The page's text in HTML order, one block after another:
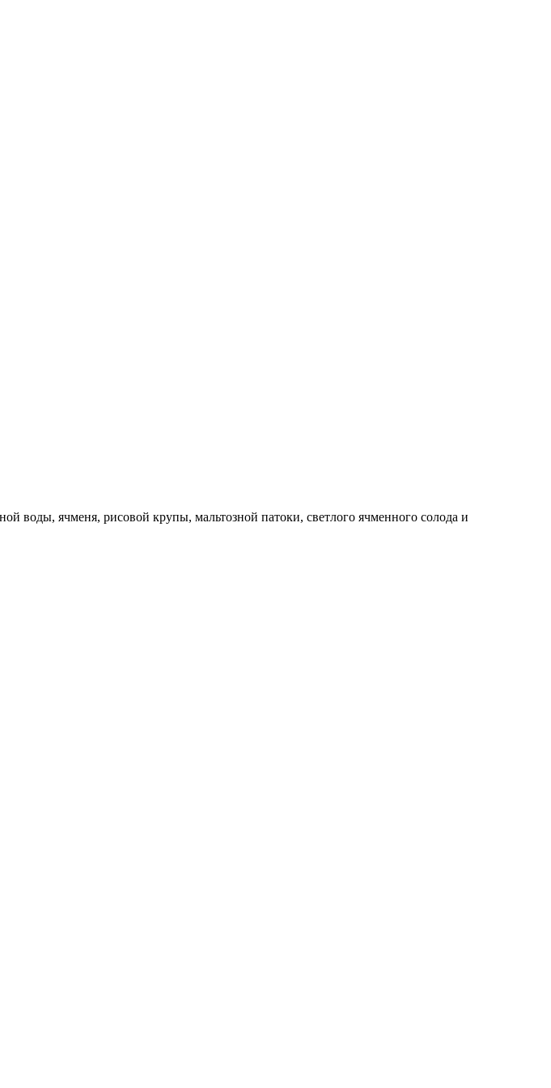
воды, ячменя, рисовой крупы, мальтозной патоки, светлого ячменного солода и